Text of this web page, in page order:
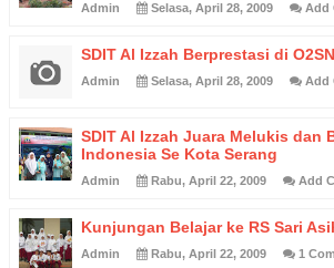
Admin Selasa, April 28, 2009 Add
SDIT Al Izzah Berprestasi di
Admin Selasa, April 28, 2009 Add
SDIT Al Izzah Juara Melukis dan
Indonesia Se Kota Serang
Admin Rabu, April 22, 2009 Add
Kunjungan Belajar ke RS Sari
Admin Rabu, April 22, 2009 1